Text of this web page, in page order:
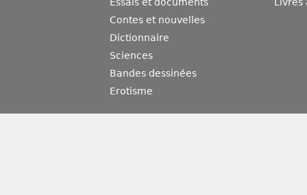
Essais et documents
Contes et nouvelles
Dictionnaire
Sciences
Bandes dessinées
Erotisme
Livres